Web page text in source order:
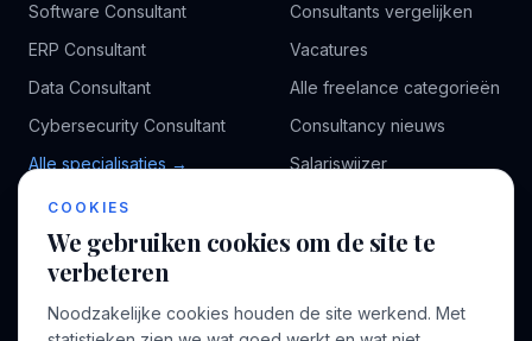
Software Consultant
ERP Consultant
Data Consultant
Cybersecurity Consultant
Alle specialisaties →
Consultants vergelijken
Vacatures
Alle freelance categorieën
Consultancy nieuws
Salariswijzer
BEDRIJF
Over ons Profiel aanmaken
COOKIES
We gebruiken cookies om de site te
verbeteren
Noodzakelijke cookies houden de site werkend. Met